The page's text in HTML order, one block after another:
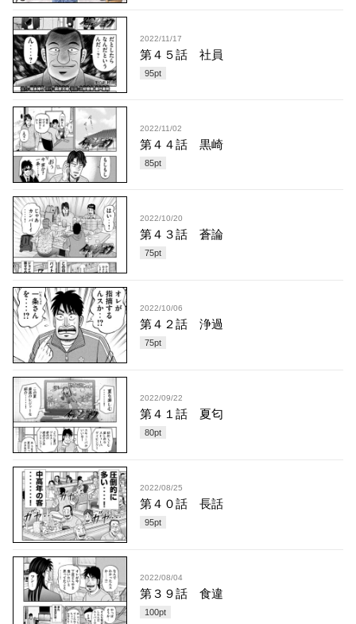
2022/11/17
第４５話 社員
95pt
2022/11/02
第４４話 黒崎
85pt
2022/10/20
第４３話 蒼論
75pt
2022/10/06
第４２話 浄過
75pt
2022/09/22
第４１話 夏匂
80pt
2022/08/25
第４０話 長話
95pt
2022/08/04
第３９話 食違
100pt